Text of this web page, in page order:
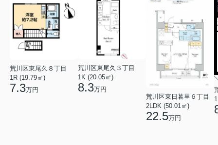
荒川区東尾久８丁目
1R (19.79㎡)
7.3万円
荒川区東尾久３丁目
1K (20.05㎡)
8.3万円
荒川区東日暮里６丁目
2LDK (50.01㎡)
22.5万円